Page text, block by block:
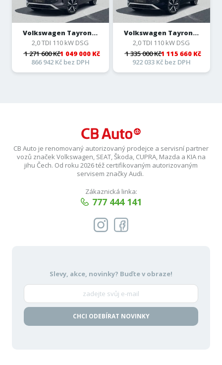
Volkswagen Tayron...
2,0 TDI 110 kW DSG
1 271 600 Kč1 049 000 Kč
866 942 Kč bez DPH
Volkswagen Tayron...
2,0 TDI 110 kW DSG
1 335 000 Kč1 115 660 Kč
922 033 Kč bez DPH
CB Auto je renomovaný autorizovaný prodejce a servisní partner
vozů značek Volkswagen, SEAT, Škoda, CUPRA, Mazda a KIA na
jihu Čech. Od roku 2026 též certifikovaným autorizovaným
servisem značky Audi.
Zákaznická linka:
777 444 141
Slevy, akce, novinky? Buďte v obraze!
CHCI ODEBÍRAT NOVINKY